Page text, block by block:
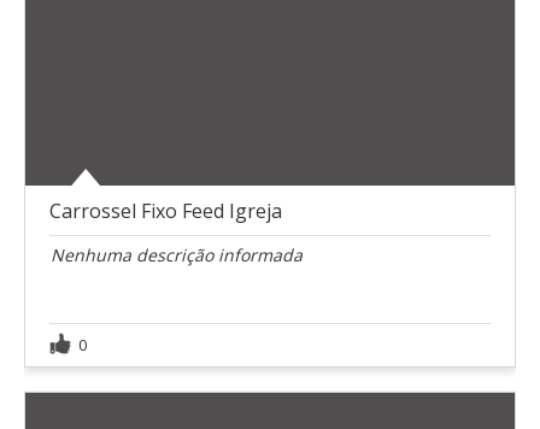
Carrossel Fixo Feed Igreja
Nenhuma descrição informada
0